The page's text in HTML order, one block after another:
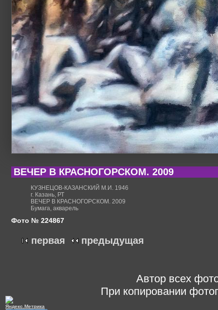
ВЕЧЕР В КРАСНОГОРСКОМ. 2009
КУЗНЕЦОВ-КАЗАНСКИЙ М.И. 1946
г. Казань, РТ
ВЕЧЕР В КРАСНОГОРСКОМ. 2009
Бумага, акварель
Фото № 224867
первая предыдущая
Автор всех
При копировании